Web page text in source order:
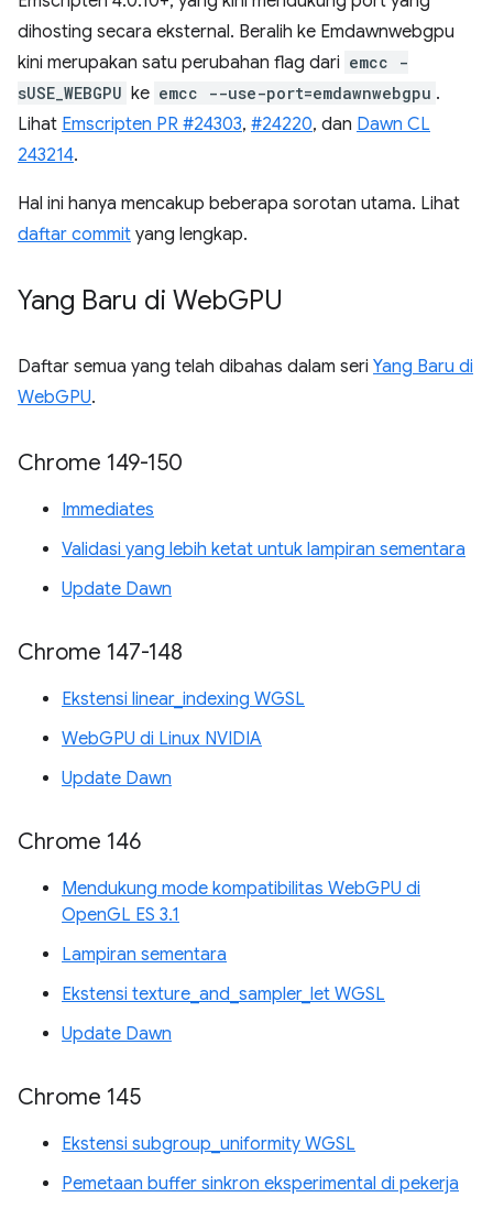
dihosting secara eksternal. Beralih ke Emdawnwebgpu
kini merupakan satu perubahan flag dari emcc -
sUSE_WEBGPU ke emcc --use-port=emdawnwebgpu .
Lihat Emscripten PR #24303, #24220, dan Dawn CL
243214.
Hal ini hanya mencakup beberapa sorotan utama. Lihat
daftar commit yang lengkap.
Yang Baru di WebGPU
Daftar semua yang telah dibahas dalam seri Yang Baru di
WebGPU.
Chrome 149-150
Immediates
Validasi yang lebih ketat untuk lampiran sementara
Update Dawn
Chrome 147-148
Ekstensi linear_indexing WGSL
WebGPU di Linux NVIDIA
Update Dawn
Chrome 146
Mendukung mode kompatibilitas WebGPU di
OpenGL ES 3.1
Lampiran sementara
Ekstensi texture_and_sampler_let WGSL
Update Dawn
Chrome 145
Ekstensi subgroup_uniformity WGSL
Pemetaan buffer sinkron eksperimental di pekerja